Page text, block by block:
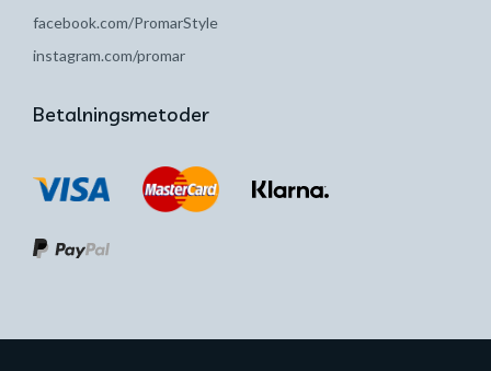
facebook.com/PromarStyle
instagram.com/promar
Betalningsmetoder